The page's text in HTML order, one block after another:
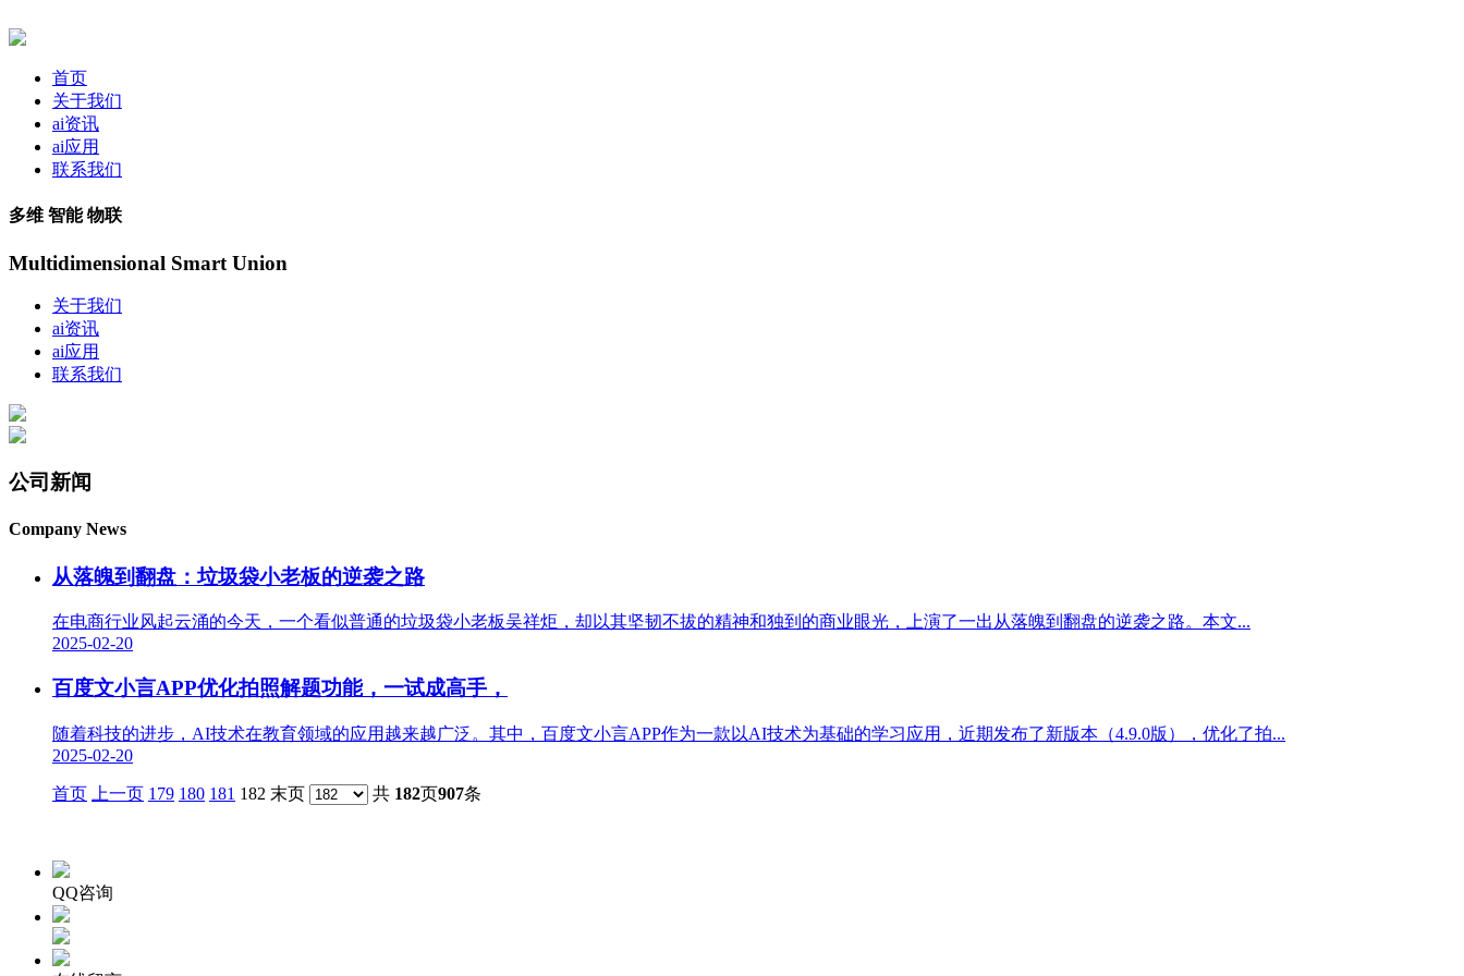
首页
关于我们
ai资讯
ai应用
联系我们
多维 智能 物联
Multidimensional Smart Union
关于我们
ai资讯
ai应用
联系我们
公司新闻
Company News
从落魄到翻盘：垃圾袋小老板的逆袭之路
在电商行业风起云涌的今天，一个看似普通的垃圾袋小老板吴祥炬，却以其坚韧不拔的精神和独到的商业眼光，上演了一出从落魄到翻盘的逆袭之路。本文...
2025-02-20
百度文小言APP优化拍照解题功能，一试成高手，
随着科技的进步，AI技术在教育领域的应用越来越广泛。其中，百度文小言APP作为一款以AI技术为基础的学习应用，近期发布了新版本（4.9.0版），优化了拍...
2025-02-20
首页 上一页 179 180 181 182 末页 共 182页907条
QQ咨询